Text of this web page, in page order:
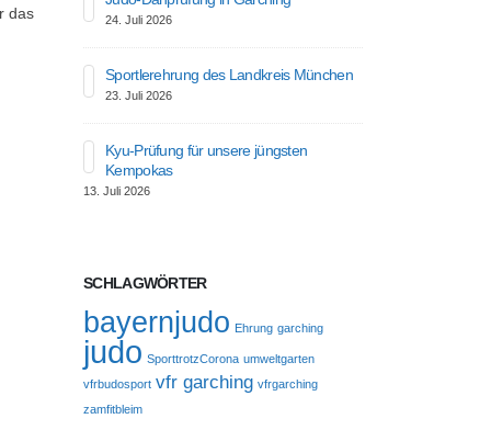
das
24. Juli 2026
Sportlerehrung des Landkreis München
23. Juli 2026
Kyu-Prüfung für unsere jüngsten
Kempokas
13. Juli 2026
SCHLAGWÖRTER
bayernjudo Ehrung garching
judo SporttrotzCorona umweltgarten
vfrbudosport vfr garching vfrgarching
zamfitbleim